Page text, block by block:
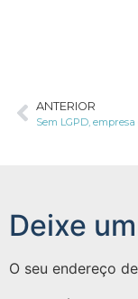
ANTERIOR
Deixe
O seu endereço